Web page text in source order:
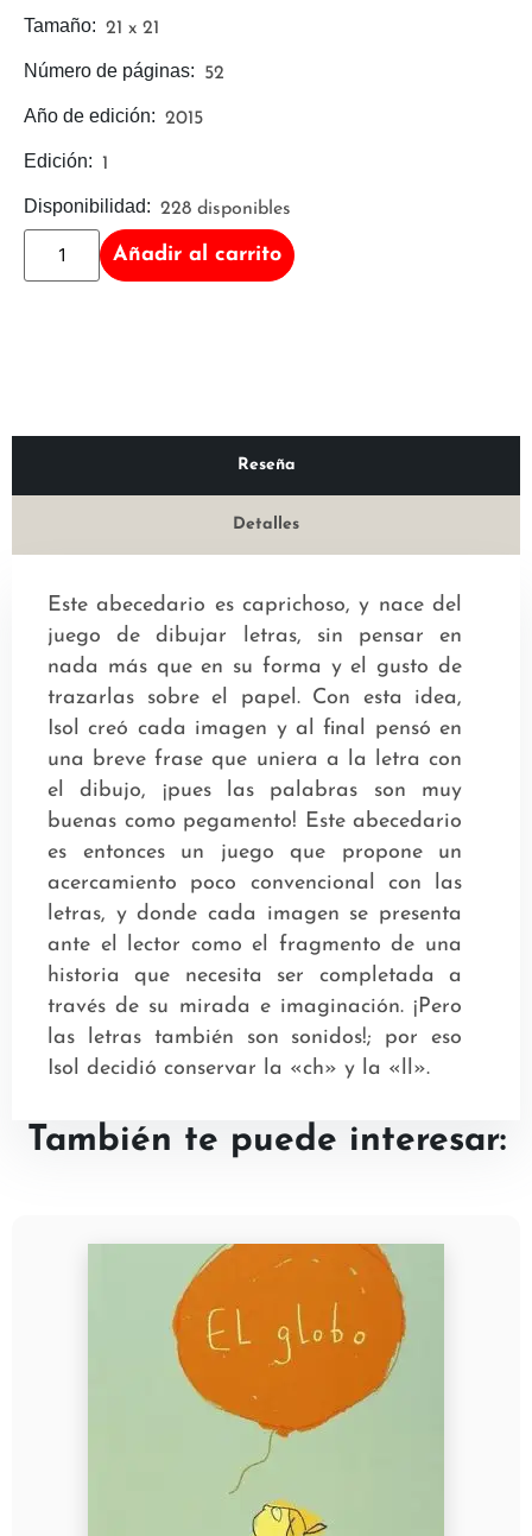
Añadir al carrito
Disponibilidad: 228 disponibles
Edición: 1
Año de edición: 2015
Número de páginas: 52
Tamaño: 21 x 21
Reseña
Detalles
Este abecedario es caprichoso, y nace del
juego de dibujar letras, sin pensar en
nada más que en su forma y el gusto de
trazarlas sobre el papel. Con esta idea,
Isol creó cada imagen y al final pensó en
una breve frase que uniera a la letra con
el dibujo, ¡pues las palabras son muy
buenas como pegamento! Este abecedario
es entonces un juego que propone un
acercamiento poco convencional con las
letras, y donde cada imagen se presenta
ante el lector como el fragmento de una
historia que necesita ser completada a
través de su mirada e imaginación. ¡Pero
las letras también son sonidos!; por eso
Isol decidió conservar la «ch» y la «ll».
También te puede interesar: